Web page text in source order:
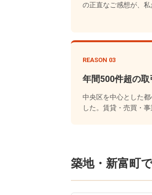
の正直なご感想が、私
REASON 03
年間500件超の取
中央区を中心とした
した。賃貸・売買・
築地・新富町